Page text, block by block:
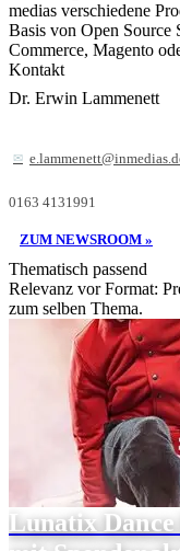
medias verschiedene
Basis von Open
Commerce, Magento
Kontakt
Dr. Erwin Lammenett
0163 4131991
ZUM NEWSROOM »
Thematisch passend
Relevanz vor Format:
zum selben Thema.
Lunatix